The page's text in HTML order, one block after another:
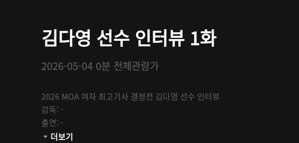
김다영 선수 인터뷰 1화
2026-05-04 0분 전체관람가
2026 MOA 여자 최고기사 결정전 김다영 선수 인터뷰
감독: -
출연: -
채널:MOA
더보기